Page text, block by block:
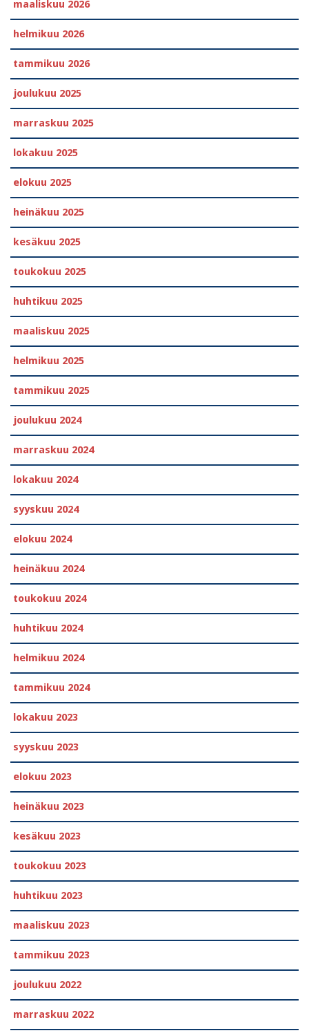
maaliskuu 2026
helmikuu 2026
tammikuu 2026
joulukuu 2025
marraskuu 2025
lokakuu 2025
elokuu 2025
heinäkuu 2025
kesäkuu 2025
toukokuu 2025
huhtikuu 2025
maaliskuu 2025
helmikuu 2025
tammikuu 2025
joulukuu 2024
marraskuu 2024
lokakuu 2024
syyskuu 2024
elokuu 2024
heinäkuu 2024
toukokuu 2024
huhtikuu 2024
helmikuu 2024
tammikuu 2024
lokakuu 2023
syyskuu 2023
elokuu 2023
heinäkuu 2023
kesäkuu 2023
toukokuu 2023
huhtikuu 2023
maaliskuu 2023
tammikuu 2023
joulukuu 2022
marraskuu 2022